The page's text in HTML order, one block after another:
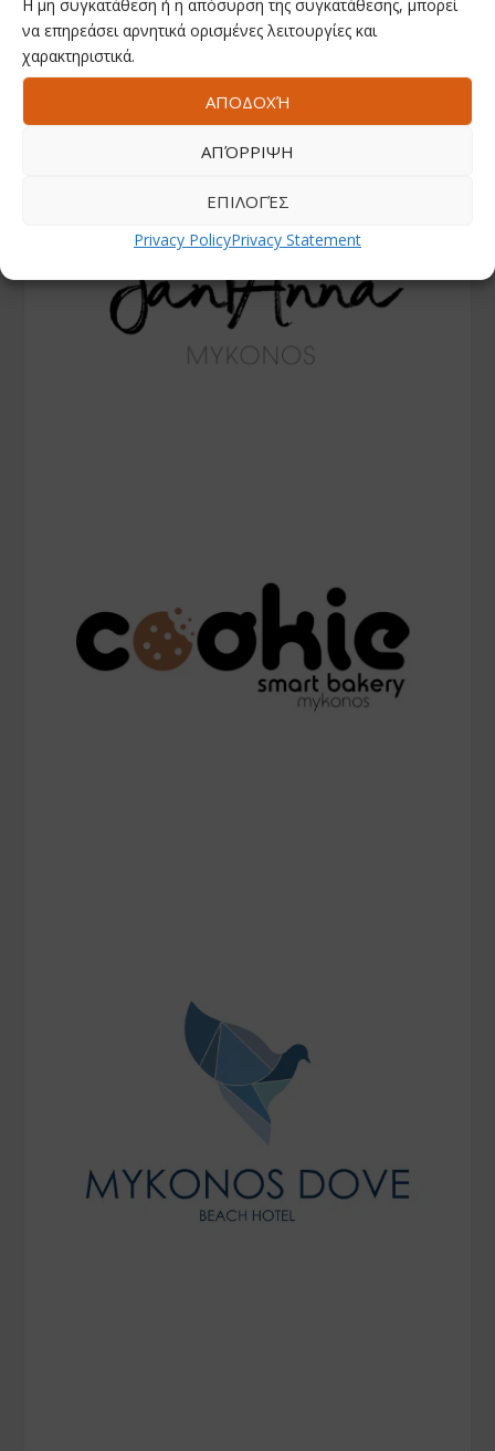
Η μη συγκατάθεση ή η απόσυρση της συγκατάθεσης, μπορεί
να επηρεάσει αρνητικά ορισμένες λειτουργίες και
χαρακτηριστικά.
ΑΠΟΔΟΧΉ
ΑΠΌΡΡΙΨΗ
ΕΠΙΛΟΓΈΣ
Privacy PolicyPrivacy Statement